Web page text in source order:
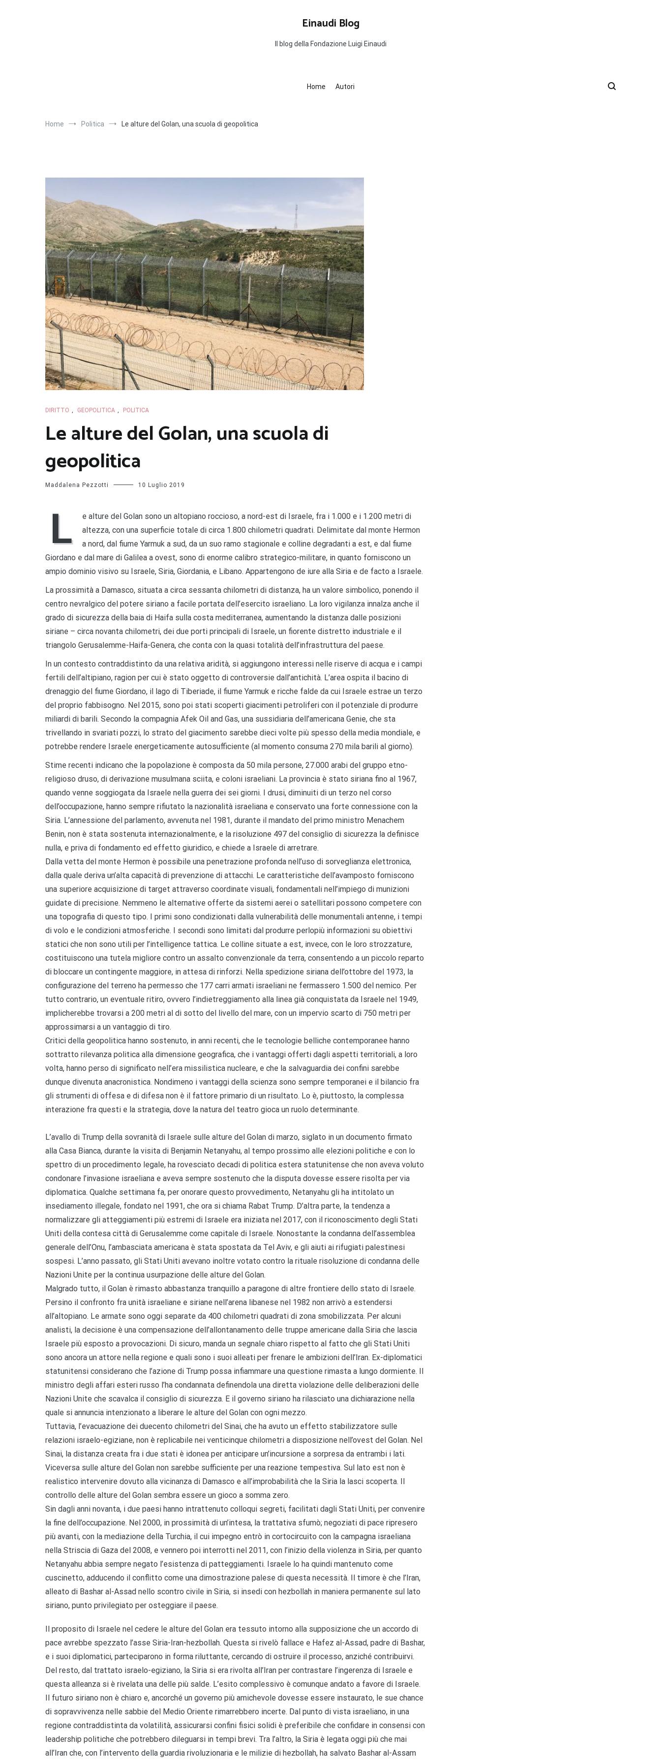
Einaudi Blog
Il blog della Fondazione Luigi Einaudi
Home Autori
Home Politica Le alture del Golan, una scuola di geopolitica
DIRITTO , GEOPOLITICA , POLITICA
Le alture del Golan, una scuola di
geopolitica
Maddalena Pezzotti 10 Luglio 2019
L
e alture del Golan sono un altopiano roccioso, a nord-est di Israele, fra i 1.000 e i 1.200 metri di
altezza, con una superficie totale di circa 1.800 chilometri quadrati. Delimitate dal monte Hermon
a nord, dal fiume Yarmuk a sud, da un suo ramo stagionale e colline degradanti a est, e dal fiume
Giordano e dal mare di Galilea a ovest, sono di enorme calibro strategico-militare, in quanto forniscono un
ampio dominio visivo su Israele, Siria, Giordania, e Libano. Appartengono de iure alla Siria e de facto a Israele.
La prossimità a Damasco, situata a circa sessanta chilometri di distanza, ha un valore simbolico, ponendo il
centro nevralgico del potere siriano a facile portata dell’esercito israeliano. La loro vigilanza innalza anche il
grado di sicurezza della baia di Haifa sulla costa mediterranea, aumentando la distanza dalle posizioni
siriane – circa novanta chilometri, dei due porti principali di Israele, un fiorente distretto industriale e il
triangolo Gerusalemme-Haifa-Genera, che conta con la quasi totalità dell’infrastruttura del paese.
In un contesto contraddistinto da una relativa aridità, si aggiungono interessi nelle riserve di acqua e i campi
fertili dell’altipiano, ragion per cui è stato oggetto di controversie dall’antichità. L’area ospita il bacino di
drenaggio del fiume Giordano, il lago di Tiberiade, il fiume Yarmuk e ricche falde da cui Israele estrae un terzo
del proprio fabbisogno. Nel 2015, sono poi stati scoperti giacimenti petroliferi con il potenziale di produrre
miliardi di barili. Secondo la compagnia Afek Oil and Gas, una sussidiaria dell’americana Genie, che sta
trivellando in svariati pozzi, lo strato del giacimento sarebbe dieci volte più spesso della media mondiale, e
potrebbe rendere Israele energeticamente autosufficiente (al momento consuma 270 mila barili al giorno).
Stime recenti indicano che la popolazione è composta da 50 mila persone, 27.000 arabi del gruppo etno-
religioso druso, di derivazione musulmana sciita, e coloni israeliani. La provincia è stato siriana fino al 1967,
quando venne soggiogata da Israele nella guerra dei sei giorni. I drusi, diminuiti di un terzo nel corso
dell’occupazione, hanno sempre rifiutato la nazionalità israeliana e conservato una forte connessione con la
Siria. L’annessione del parlamento, avvenuta nel 1981, durante il mandato del primo ministro Menachem
Benin, non è stata sostenuta internazionalmente, e la risoluzione 497 del consiglio di sicurezza la definisce
nulla, e priva di fondamento ed effetto giuridico, e chiede a Israele di arretrare.
Dalla vetta del monte Hermon è possibile una penetrazione profonda nell’uso di sorveglianza elettronica,
dalla quale deriva un’alta capacità di prevenzione di attacchi. Le caratteristiche dell’avamposto forniscono
una superiore acquisizione di target attraverso coordinate visuali, fondamentali nell’impiego di munizioni
guidate di precisione. Nemmeno le alternative offerte da sistemi aerei o satellitari possono competere con
una topografia di questo tipo. I primi sono condizionati dalla vulnerabilità delle monumentali antenne, i tempi
di volo e le condizioni atmosferiche. I secondi sono limitati dal produrre perlopiù informazioni su obiettivi
statici che non sono utili per l’intelligence tattica. Le colline situate a est, invece, con le loro strozzature,
costituiscono una tutela migliore contro un assalto convenzionale da terra, consentendo a un piccolo reparto
di bloccare un contingente maggiore, in attesa di rinforzi. Nella spedizione siriana dell’ottobre del 1973, la
configurazione del terreno ha permesso che 177 carri armati israeliani ne fermassero 1.500 del nemico. Per
tutto contrario, un eventuale ritiro, ovvero l’indietreggiamento alla linea già conquistata da Israele nel 1949,
implicherebbe trovarsi a 200 metri al di sotto del livello del mare, con un impervio scarto di 750 metri per
approssimarsi a un vantaggio di tiro.
Critici della geopolitica hanno sostenuto, in anni recenti, che le tecnologie belliche contemporanee hanno
sottratto rilevanza politica alla dimensione geografica, che i vantaggi offerti dagli aspetti territoriali, a loro
volta, hanno perso di significato nell’era missilistica nucleare, e che la salvaguardia dei confini sarebbe
dunque divenuta anacronistica. Nondimeno i vantaggi della scienza sono sempre temporanei e il bilancio fra
gli strumenti di offesa e di difesa non è il fattore primario di un risultato. Lo è, piuttosto, la complessa
interazione fra questi e la strategia, dove la natura del teatro gioca un ruolo determinante.
L’avallo di Trump della sovranità di Israele sulle alture del Golan di marzo, siglato in un documento firmato
alla Casa Bianca, durante la visita di Benjamin Netanyahu, al tempo prossimo alle elezioni politiche e con lo
spettro di un procedimento legale, ha rovesciato decadi di politica estera statunitense che non aveva voluto
condonare l’invasione israeliana e aveva sempre sostenuto che la disputa dovesse essere risolta per via
diplomatica. Qualche settimana fa, per onorare questo provvedimento, Netanyahu gli ha intitolato un
insediamento illegale, fondato nel 1991, che ora si chiama Rabat Trump. D’altra parte, la tendenza a
normalizzare gli atteggiamenti più estremi di Israele era iniziata nel 2017, con il riconoscimento degli Stati
Uniti della contesa città di Gerusalemme come capitale di Israele. Nonostante la condanna dell’assemblea
generale dell’Onu, l’ambasciata americana è stata spostata da Tel Aviv, e gli aiuti ai rifugiati palestinesi
sospesi. L’anno passato, gli Stati Uniti avevano inoltre votato contro la rituale risoluzione di condanna delle
Nazioni Unite per la continua usurpazione delle alture del Golan.
Malgrado tutto, il Golan è rimasto abbastanza tranquillo a paragone di altre frontiere dello stato di Israele.
Persino il confronto fra unità israeliane e siriane nell’arena libanese nel 1982 non arrivò a estendersi
all’altopiano. Le armate sono oggi separate da 400 chilometri quadrati di zona smobilizzata. Per alcuni
analisti, la decisione è una compensazione dell’allontanamento delle truppe americane dalla Siria che lascia
Israele più esposto a provocazioni. Di sicuro, manda un segnale chiaro rispetto al fatto che gli Stati Uniti
sono ancora un attore nella regione e quali sono i suoi alleati per frenare le ambizioni dell’Iran. Ex-diplomatici
statunitensi considerano che l’azione di Trump possa infiammare una questione rimasta a lungo dormiente. Il
ministro degli affari esteri russo l’ha condannata definendola una diretta violazione delle deliberazioni delle
Nazioni Unite che scavalca il consiglio di sicurezza. E il governo siriano ha rilasciato una dichiarazione nella
quale si annuncia intenzionato a liberare le alture del Golan con ogni mezzo.
Tuttavia, l’evacuazione dei duecento chilometri del Sinai, che ha avuto un effetto stabilizzatore sulle
relazioni israelo-egiziane, non è replicabile nei venticinque chilometri a disposizione nell’ovest del Golan. Nel
Sinai, la distanza creata fra i due stati è idonea per anticipare un’incursione a sorpresa da entrambi i lati.
Viceversa sulle alture del Golan non sarebbe sufficiente per una reazione tempestiva. Sul lato est non è
realistico intervenire dovuto alla vicinanza di Damasco e all’improbabilità che la Siria la lasci scoperta. Il
controllo delle alture del Golan sembra essere un gioco a somma zero.
Sin dagli anni novanta, i due paesi hanno intrattenuto colloqui segreti, facilitati dagli Stati Uniti, per convenire
la fine dell’occupazione. Nel 2000, in prossimità di un’intesa, la trattativa sfumò; negoziati di pace ripresero
più avanti, con la mediazione della Turchia, il cui impegno entrò in cortocircuito con la campagna israeliana
nella Striscia di Gaza del 2008, e vennero poi interrotti nel 2011, con l’inizio della violenza in Siria, per quanto
Netanyahu abbia sempre negato l’esistenza di patteggiamenti. Israele lo ha quindi mantenuto come
cuscinetto, adducendo il conflitto come una dimostrazione palese di questa necessità. Il timore è che l’Iran,
alleato di Bashar al-Assad nello scontro civile in Siria, si insedi con hezbollah in maniera permanente sul lato
siriano, punto privilegiato per osteggiare il paese.
Il proposito di Israele nel cedere le alture del Golan era tessuto intorno alla supposizione che un accordo di
pace avrebbe spezzato l’asse Siria-Iran-hezbollah. Questa si rivelò fallace e Hafez al-Assad, padre di Bashar,
e i suoi diplomatici, parteciparono in forma riluttante, cercando di ostruire il processo, anziché contribuirvi.
Del resto, dal trattato israelo-egiziano, la Siria si era rivolta all’Iran per contrastare l’ingerenza di Israele e
questa alleanza si è rivelata una delle più salde. L’esito complessivo è comunque andato a favore di Israele.
Il futuro siriano non è chiaro e, ancorché un governo più amichevole dovesse essere instaurato, le sue chance
di sopravvivenza nelle sabbie del Medio Oriente rimarrebbero incerte. Dal punto di vista israeliano, in una
regione contraddistinta da volatilità, assicurarsi confini fisici solidi è preferibile che confidare in consensi con
leadership politiche che potrebbero dileguarsi in tempi brevi. Tra l’altro, la Siria è legata oggi più che mai
all’Iran che, con l’intervento della guardia rivoluzionaria e le milizie di hezbollah, ha salvato Bashar al-Assam